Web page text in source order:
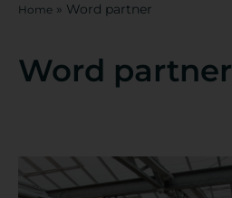
Home » Word partner
Word partner